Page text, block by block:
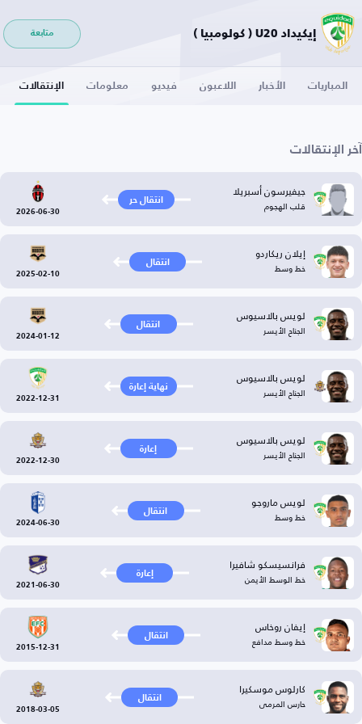
إيكيداد U20 ( كولومبيا ) متابعة
المباريات الأخبار اللاعبون فيديو معلومات الإنتقالات
آخر الإنتقالات
جيفيرسون أسبريلا
قلب الهجوم انتقال حر
2026-06-30
إيلان ريكاردو
خط وسط انتقال
2025-02-10
لويس بالاسيوس
الجناح الأيسر انتقال
2024-01-12
لويس بالاسيوس
الجناح الأيسر نهاية إعارة
2022-12-31
لويس بالاسيوس
الجناح الأيسر إعارة
2022-12-30
لويس ماروجو
خط وسط انتقال
2024-06-30
فرانسيسكو شافيرا
خط الوسط الأيمن إعارة
2021-06-30
إيفان روخاس
خط وسط مدافع انتقال
2015-12-31
كارلوس موسكيرا
حارس المرمى انتقال
2018-03-05